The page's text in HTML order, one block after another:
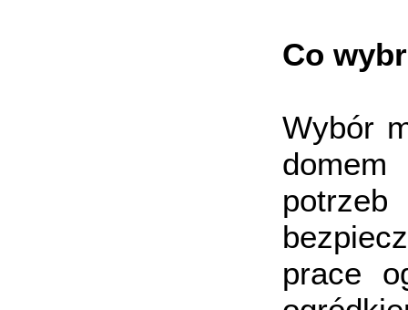
Co
Wybór
prace